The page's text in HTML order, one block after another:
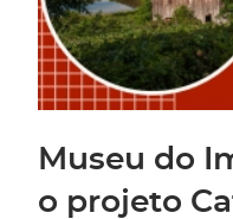
Museu do
o projeto